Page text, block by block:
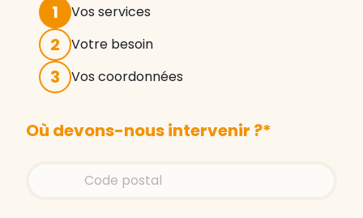
1 Vos services
2 Votre besoin
3 Vos coordonnées
Où devons-nous intervenir ?*
Store locator global – Autocompletion
Rechercher